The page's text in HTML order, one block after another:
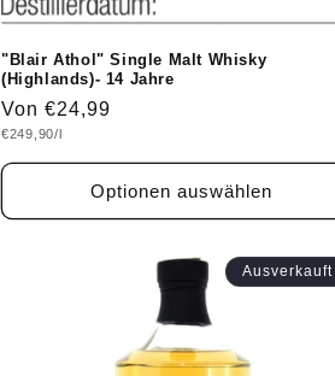
"Blair Athol" Single Malt Whisky
(Highlands)- 14 Jahre
Normaler
Preis
Von €24,99
Grundpreis
€249,90/l
Optionen auswählen
Ausverkauft